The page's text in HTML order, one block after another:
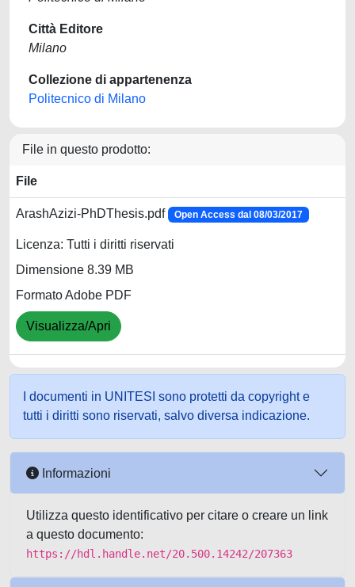
Città Editore
Milano
Collezione di appartenenza
Politecnico di Milano
File in questo prodotto:
File
ArashAzizi-PhDThesis.pdf Open Access dal 08/03/2017
Licenza: Tutti i diritti riservati
Dimensione 8.39 MB
Formato Adobe PDF
Visualizza/Apri
I documenti in UNITESI sono protetti da copyright e
tutti i diritti sono riservati, salvo diversa indicazione.
Informazioni
Utilizza questo identificativo per citare o creare un link
a questo documento:
https://hdl.handle.net/20.500.14242/207363